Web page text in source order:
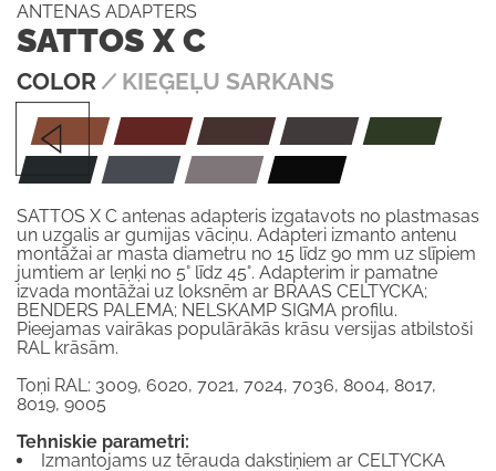
ANTENAS ADAPTERS
SATTOS X C
COLOR ∕ KIEĢEĻU SARKANS
SATTOS X C antenas adapteris izgatavots no plastmasas
un uzgalis ar gumijas vāciņu. Adapteri izmanto antenu
montāžai ar masta diametru no 15 līdz 90 mm uz slīpiem
jumtiem ar leņķi no 5° līdz 45°. Adapterim ir pamatne
izvada montāžai uz loksnēm ar BRAAS CELTYCKA;
BENDERS PALEMA; NELSKAMP SIGMA profilu.
Pieejamas vairākas populārākās krāsu versijas atbilstoši
RAL krāsām.
Toņi RAL: 3009, 6020, 7021, 7024, 7036, 8004, 8017,
8019, 9005
Tehniskie parametri:
Izmantojams uz tērauda dakstiņiem ar CELTYCKA